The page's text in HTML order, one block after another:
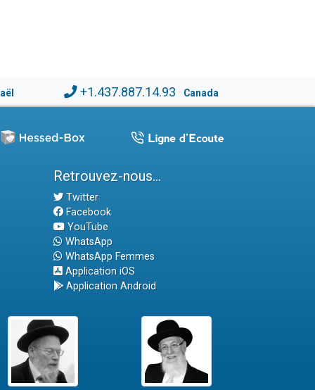
+1.437.887.14.93 Canada
Retrouvez-nous...
Twitter
Facebook
YouTube
WhatsApp
WhatsApp Femmes
Application iOS
Application Android